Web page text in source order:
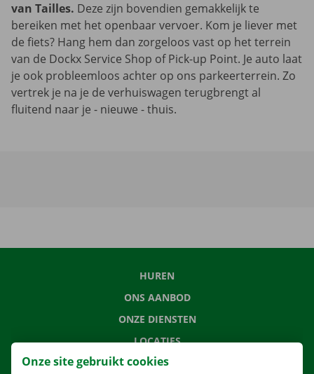
van Tailles. Deze zijn bovendien gemakkelijk te
bereiken met het openbaar vervoer. Kom je liever met
de fiets? Hang hem dan zorgeloos vast op het terrein
van de Dockx Service Shop of Pick-up Point. Je auto laat
je ook probleemloos achter op ons parkeerterrein. Zo
vertrek je na je de verhuiswagen terugbrengt al
fluitend naar je - nieuwe - thuis.
HUREN
ONS AANBOD
ONZE DIENSTEN
LOCATIES
APP
Onze site gebruikt cookies